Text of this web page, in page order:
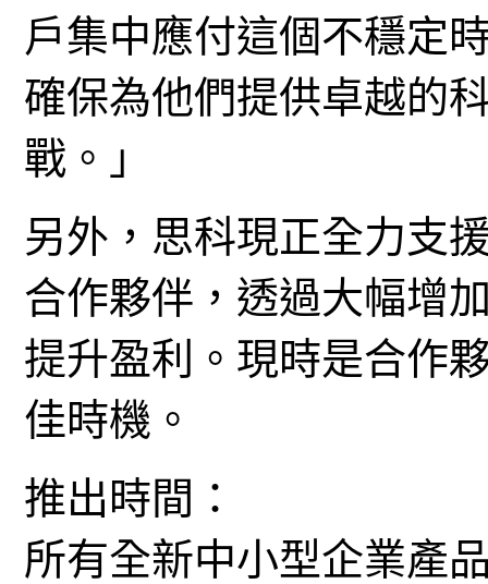
戶集中應付這個不穩定
確保為他們提供卓越的
戰。」
另外，思科現正全力支
合作夥伴，透過大幅增
提升盈利。現時是合作
佳時機。
推出時間
所有全新中小型企業產